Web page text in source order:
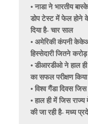
• नाडा ने भारतीय
डोप टेस्ट में फेल होने
दिया है- चार साल
• अमेरिकी कंपनी
हिस्सेदारी जितने
• डीआरडीओ ने हाल
का सफल परीक्षण
• विश्व गैंडा दिवस
• हाल ही में जिस
की जा रही है- मध्य